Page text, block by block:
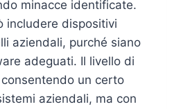
minacce identificate.
includere dispositivi
aziendali, purché siano
adeguati. Il livello di
un certo
aziendali, ma con